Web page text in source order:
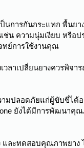
การกันกระแทก พื้นยา
ช่น ความนุ่มเงียบ หรือ
ทย์การใช้งานคุณ
วลาเปลี่ยนยางควรพิจ
มปลอดภัยแก่ผู้ขับขี่ได้อ
ยังได้มีการพัฒนาคุ
ละทดสอบคุณภาพยาง